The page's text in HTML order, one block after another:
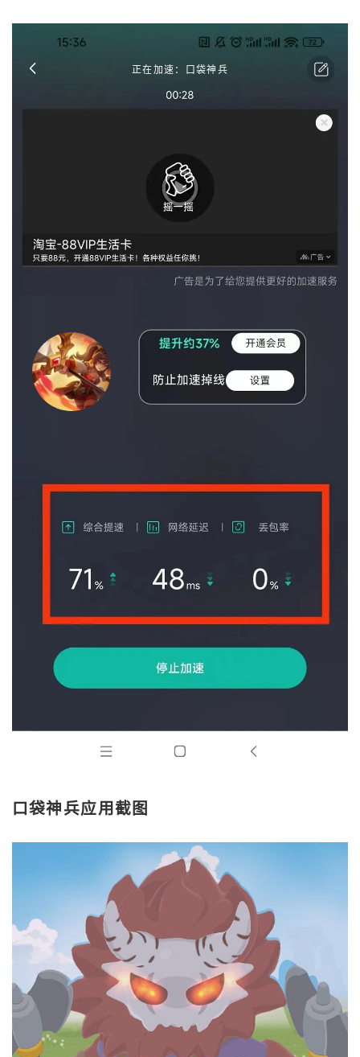
正在加速：口袋神兵
口袋神兵应用截图